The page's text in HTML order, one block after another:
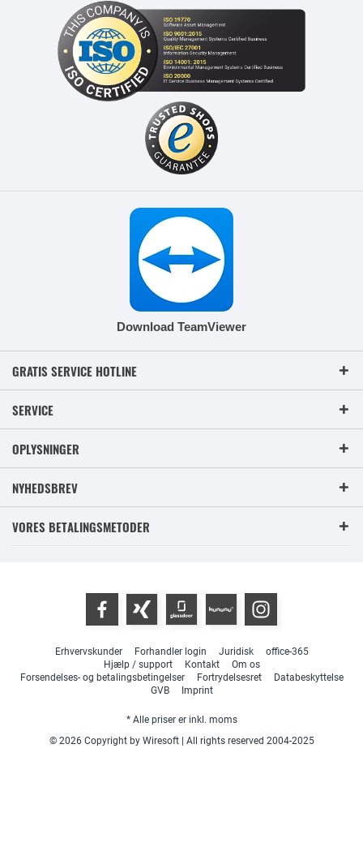
Download TeamViewer
GRATIS SERVICE HOTLINE
SERVICE
OPLYSNINGER
NYHEDSBREV
VORES BETALINGSMETODER
Erhvervskunder Forhandler login Juridisk
office-365
Hjælp / support
Kontakt
Om os
Forsendelses- og betalingsbetingelser
Fortrydelsesret
Databeskyttelse
GVB
Imprint
* Alle priser er inkl. moms
© 2026 Copyright by Wiresoft | All rights reserved 2004-2025